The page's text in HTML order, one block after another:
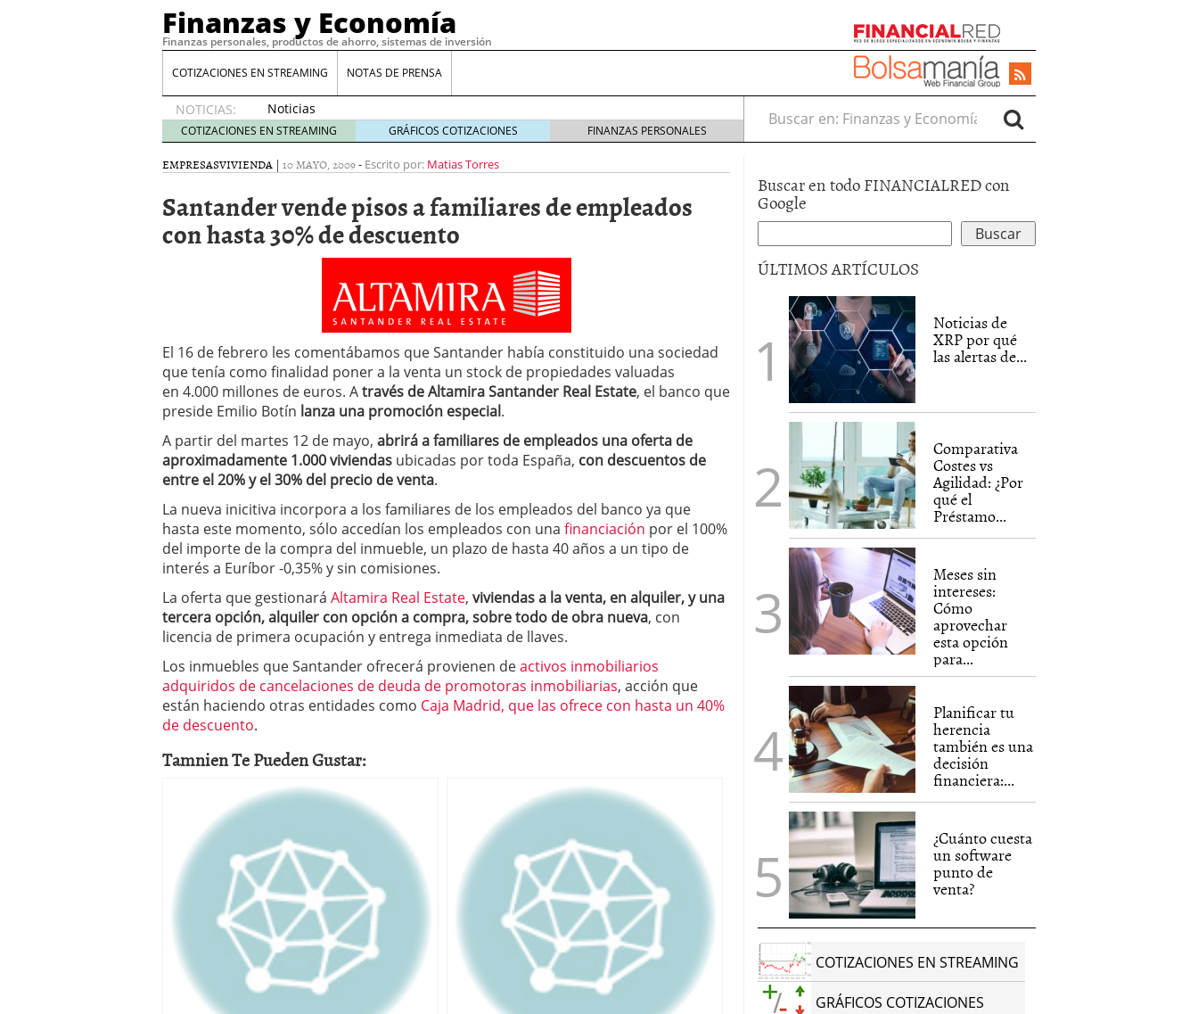
Finanzas y Economía
Finanzas personales, productos de ahorro, sistemas de inversión
COTIZACIONES EN STREAMING NOTAS DE PRENSA
NOTICIAS:
Noticias
de XRP
por qué
las
whales
suelen
llegar
Comparativa Costes vs Agilidad: ¿Por qué el Préstamo Promotor privado
Meses sin intereses: Cómo aprovechar esta opción para gestionar tus
compras 24 de noviembre de 2025
Planificar tu herencia también es una decisión financiera: cómo anticiparte
a los costes 21 de noviembre de 2025
¿Cuánto cuesta un software punto de venta?
3 de octubre de 2025
COTIZACIONES EN STREAMING GRÁFICOS COTIZACIONES FINANZAS PERSONALES
Buscar en:
EMPRESASVIVIENDA | 10 MAYO, 2009- Escrito por: Matias Torres
Santander vende pisos a familiares de empleados
con hasta 30% de descuento
El 16 de febrero les comentábamos que Santander había constituido una sociedad
que tenía como finalidad poner a la venta un stock de propiedades valuadas
en 4.000 millones de euros. Através de Altamira Santander Real Estate, el banco que
preside Emilio Botín lanza una promoción especial.
A partir del martes 12 de mayo, abrirá a familiares de empleados una oferta de
aproximadamente 1.000 viviendas ubicadas por toda España, con descuentos de
entre el 20% y el 30% del precio de venta.
La nueva inicitiva incorpora a los familiares de los empleados del banco ya que
hasta este momento, sólo accedían los empleados con una financiación por el 100%
del importe de la compra del inmueble, un plazo de hasta 40 años a un tipo de
interés a Euríbor -0,35% y sin comisiones.
La oferta que gestionará Altamira Real Estate, viviendas a la venta, en alquiler, y una
tercera opción, alquiler con opción a compra, sobre todo de obra nueva, con
licencia de primera ocupación y entrega inmediata de llaves.
Los inmuebles que Santander ofrecerá provienen deactivos inmobiliarios
adquiridos de cancelaciones de deuda de promotoras inmobiliarias, acción que
están haciendo otras entidades como Caja Madrid, que las ofrece con hasta un 40%
de descuento.
Tamnien Te Pueden Gustar:
Buscar en todo FINANCIALRED con
Google
ÚLTIMOS ARTÍCULOS
Noticias de
XRP por qué
las alertas de...
Comparativa
Costes vs
Agilidad: ¿Por
qué el
Préstamo...
Meses sin
intereses:
Cómo
aprovechar
esta opción
para...
Planificar tu
herencia
también es una
decisión
financiera:...
¿Cuánto cuesta
un software
punto de
venta?
COTIZACIONES EN STREAMING
GRÁFICOS COTIZACIONES